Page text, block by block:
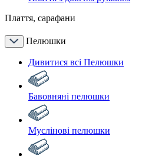
Плаття, сарафани
Пелюшки
Дивитися всі Пелюшки
Бавовняні пелюшки
Муслінові пелюшки